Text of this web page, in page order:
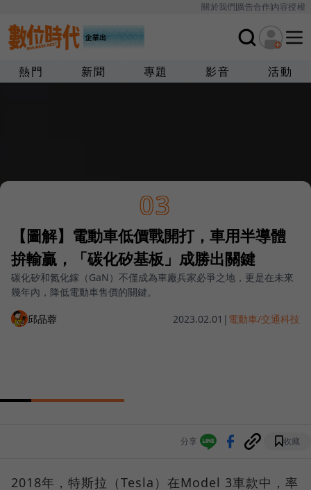
關於我們廣告合作內容授權
熱門 新聞 專題 影音 活動
03
【圖解】電動車低價戰開打，車用半導體
拚輸贏，「碳化矽基板」成勝出關鍵
碳化矽和氮化鎵（GaN）不僅成為車廠兵家必爭之地，更是在未來
幾年內，降低電動車售價的關鍵。
邱品蓉 2023.02.01 | 電動車/交通科技
分享 收藏
2018年，特斯拉（Tesla）在Model 3車款中，率